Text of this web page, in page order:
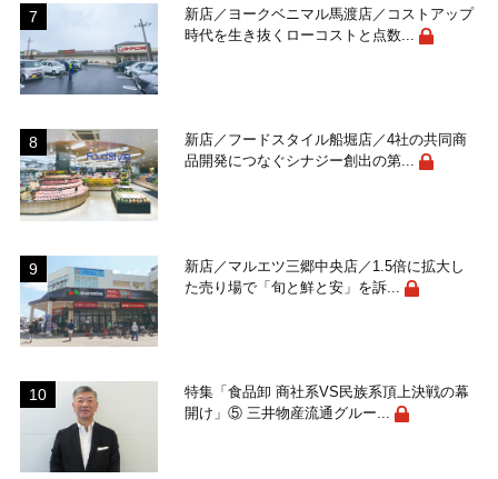
新店／ヨークベニマル馬渡店／コストアップ
時代を生き抜くローコストと点数...
新店／フードスタイル船堀店／4社の共同商
品開発につなぐシナジー創出の第...
新店／マルエツ三郷中央店／1.5倍に拡大し
た売り場で「旬と鮮と安」を訴...
特集「食品卸 商社系VS民族系頂上決戦の幕
開け」⑤ 三井物産流通グルー...